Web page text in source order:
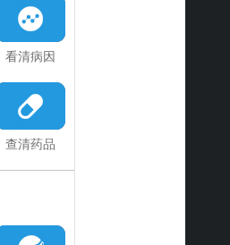
看清病因
查清药品